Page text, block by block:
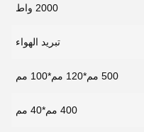
2000 واط
تبريد الهواء
500 مم*120 مم*100 مم
400 مم*40 مم